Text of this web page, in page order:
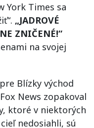
York Times sa
„JADROVÉ
ZNIČENÉ!“
na svojej
Blízky východ
News zopakoval
ktoré v niektorých
nedosiahli, sú